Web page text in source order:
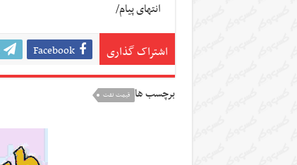
انتهایپیام/
اشتراک گذاری Facebook
برچسب ها قیمت نفت